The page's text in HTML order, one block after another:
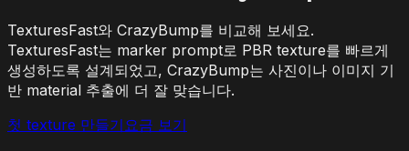
TexturesFast와 CrazyBump를 비교해 보세요.
TexturesFast는 marker prompt로 PBR texture를 빠르게
생성하도록 설계되었고, CrazyBump는 사진이나 이미지 기
반 material 추출에 더 잘 맞습니다.
첫 texture 만들기 요금 보기